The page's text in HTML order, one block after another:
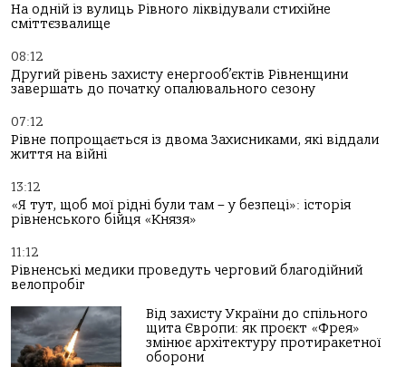
На одній із вулиць Рівного ліквідували стихійне
сміттєзвалище
08:12
Другий рівень захисту енергооб’єктів Рівненщини
завершать до початку опалювального сезону
07:12
Рівне попрощається із двома Захисниками, які віддали
життя на війні
13:12
«Я тут, щоб мої рідні були там – у безпеці»: історія
рівненського бійця «Князя»
11:12
Рівненські медики проведуть черговий благодійний
велопробіг
Від захисту України до спільного
щита Європи: як проєкт «Фрея»
змінює архітектуру протиракетної
оборони